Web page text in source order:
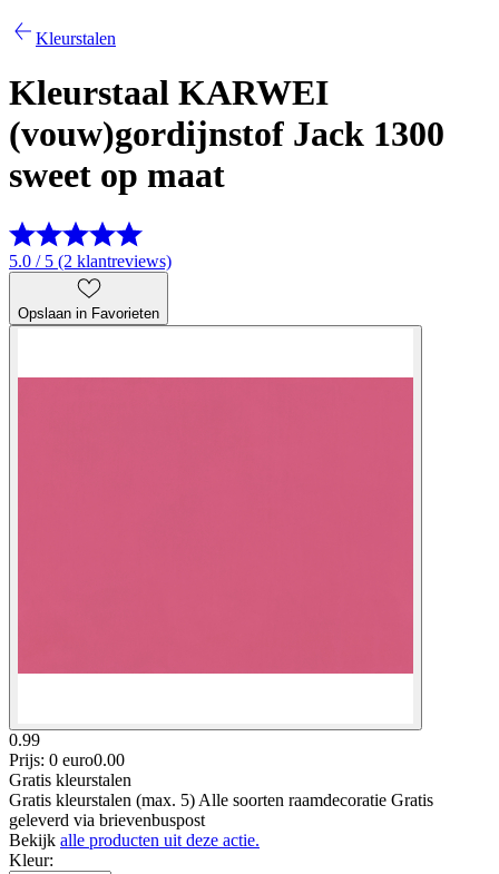
Kleurstalen
Kleurstaal KARWEI
(vouw)gordijnstof Jack 1300
sweet op maat
5.0 / 5 (2 klantreviews)
Opslaan in Favorieten
0.99
Prijs: 0 euro0.00
Gratis kleurstalen
Gratis kleurstalen (max. 5) Alle soorten raamdecoratie Gratis
geleverd via brievenbuspost
Bekijk alle producten uit deze actie.
Kleur: